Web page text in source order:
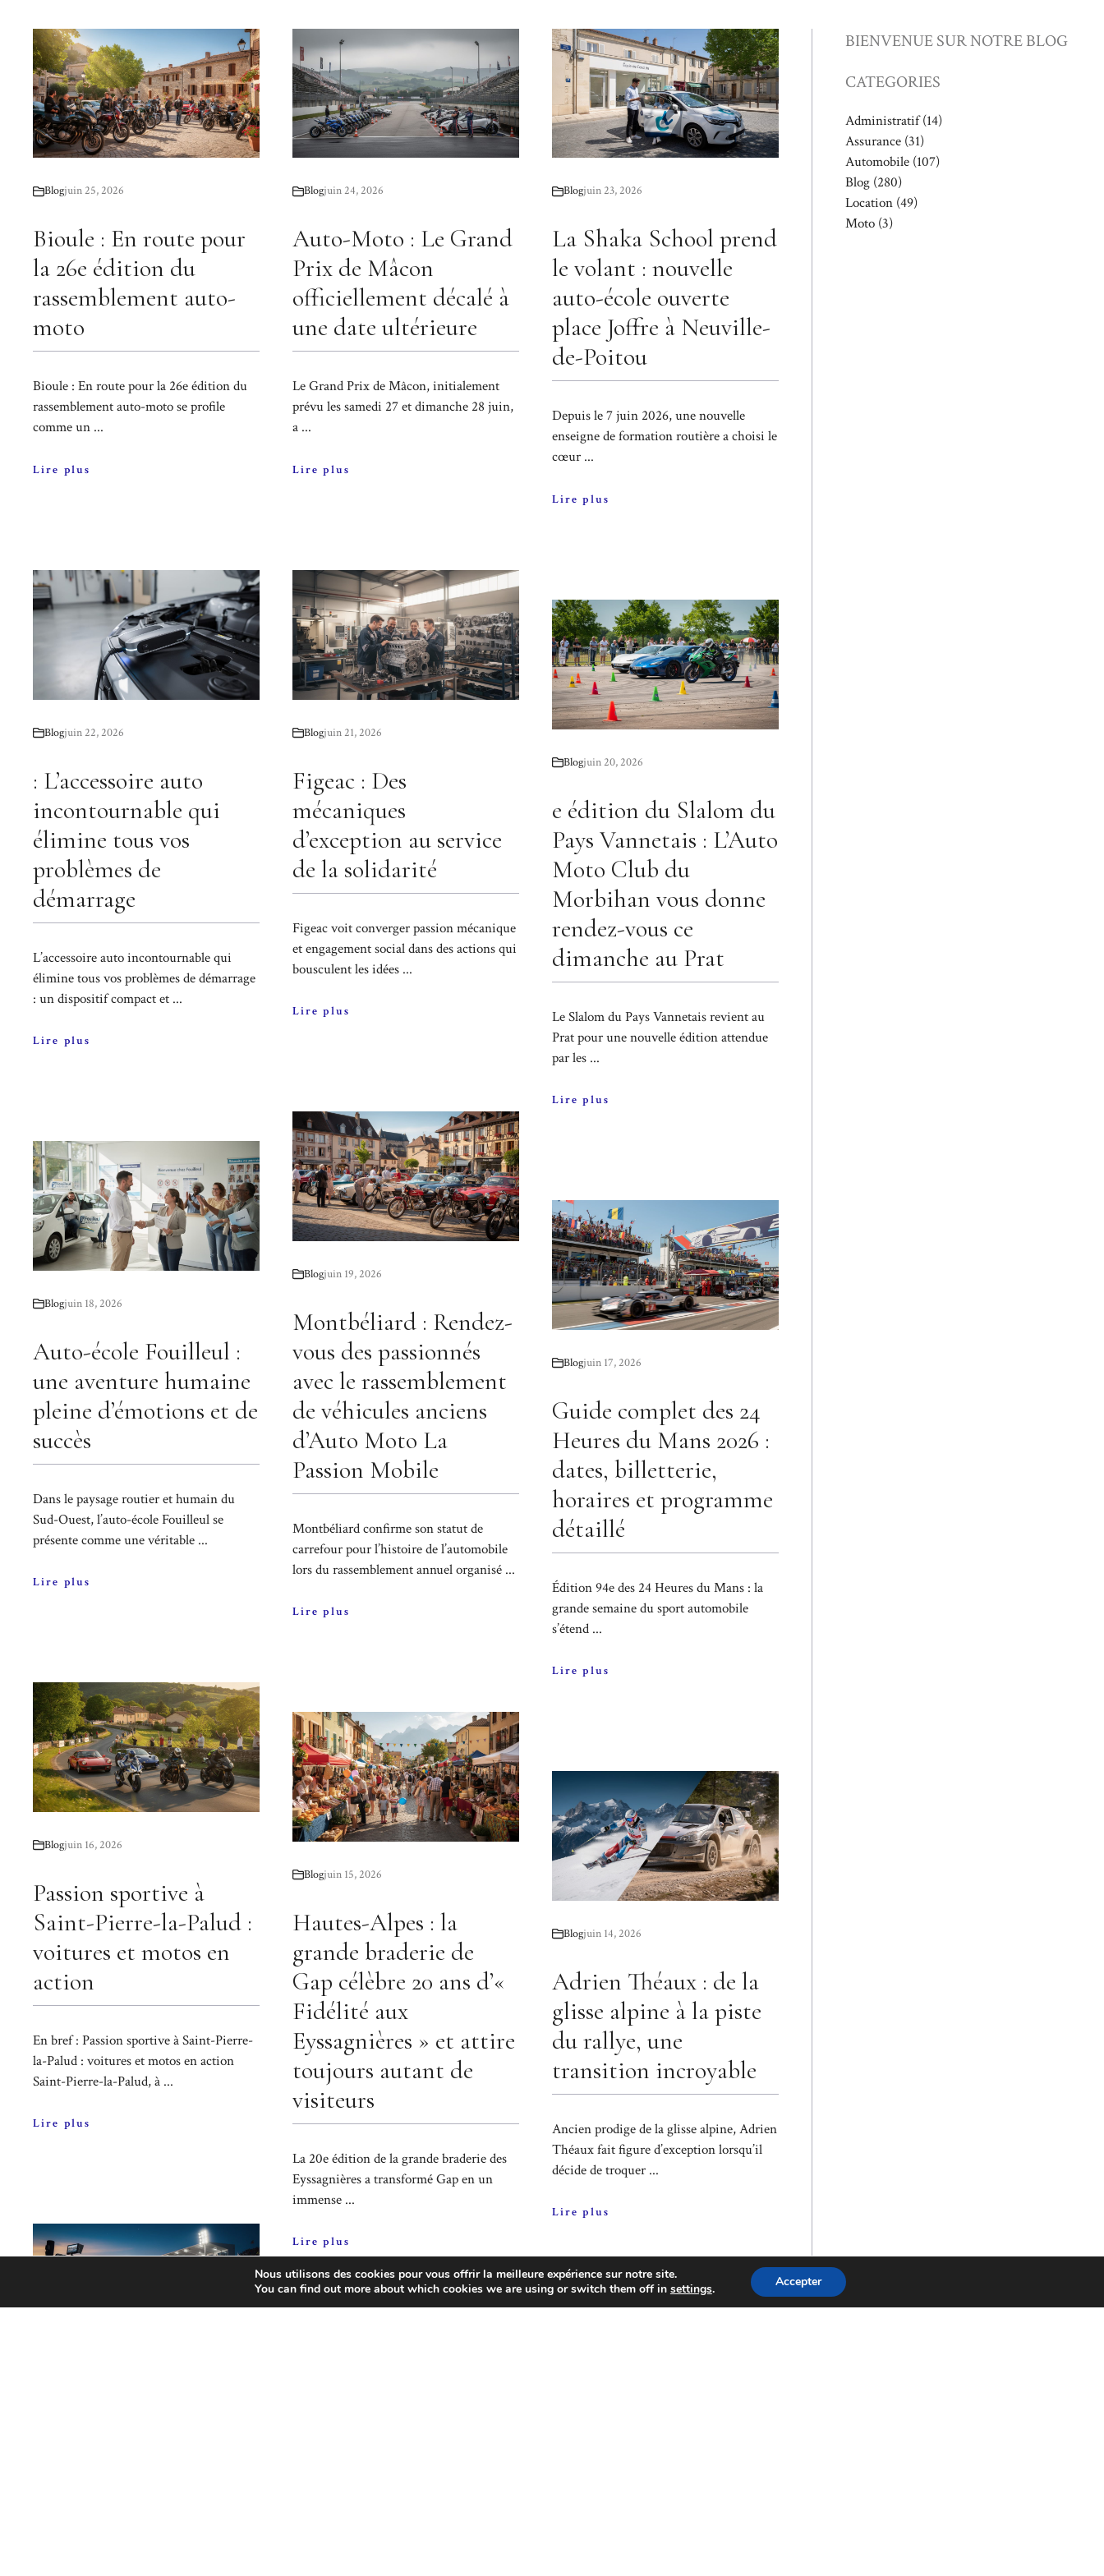
Blogjuin 25, 2026
Bioule : En route pour
la 26e édition du
rassemblement auto-
moto
Bioule : En route pour la 26e édition du
rassemblement auto-moto se profile
comme un ...
Lire plus
Blogjuin 24, 2026
Auto-Moto : Le Grand
Prix de Mâcon
officiellement décalé à
une date ultérieure
Le Grand Prix de Mâcon, initialement
prévu les samedi 27 et dimanche 28 juin,
a ...
Lire plus
Blogjuin 23, 2026
La Shaka School prend
le volant : nouvelle
auto-école ouverte
place Joffre à Neuville-
de-Poitou
Depuis le 7 juin 2026, une nouvelle
enseigne de formation routière a choisi le
cœur ...
Lire plus
Blogjuin 22, 2026
: L’accessoire auto
incontournable qui
élimine tous vos
problèmes de
démarrage
L’accessoire auto incontournable qui
élimine tous vos problèmes de démarrage
: un dispositif compact et ...
Lire plus
Blogjuin 21, 2026
Figeac : Des
mécaniques
d’exception au service
de la solidarité
Figeac voit converger passion mécanique
et engagement social dans des actions qui
bousculent les idées ...
Lire plus
Blogjuin 20, 2026
e édition du Slalom du
Pays Vannetais : L’Auto
Moto Club du
Morbihan vous donne
rendez-vous ce
dimanche au Prat
Le Slalom du Pays Vannetais revient au
Prat pour une nouvelle édition attendue
par les ...
Lire plus
Blogjuin 19, 2026
Montbéliard : Rendez-
vous des passionnés
avec le rassemblement
de véhicules anciens
d’Auto Moto La
Passion Mobile
Montbéliard confirme son statut de
carrefour pour l’histoire de l’automobile
lors du rassemblement annuel organisé ...
Lire plus
Blogjuin 18, 2026
Auto-école Fouilleul :
une aventure humaine
pleine d’émotions et de
succès
Dans le paysage routier et humain du
Sud-Ouest, l’auto-école Fouilleul se
présente comme une véritable ...
Lire plus
Blogjuin 17, 2026
Guide complet des 24
Heures du Mans 2026 :
dates, billetterie,
horaires et programme
détaillé
Édition 94e des 24 Heures du Mans : la
grande semaine du sport automobile
s’étend ...
Lire plus
Blogjuin 16, 2026
Passion sportive à
Saint-Pierre-la-Palud :
voitures et motos en
action
En bref : Passion sportive à Saint-Pierre-
la-Palud : voitures et motos en action
Saint-Pierre-la-Palud, à ...
Lire plus
Blogjuin 15, 2026
Hautes-Alpes : la
grande braderie de
Gap célèbre 20 ans d’«
Fidélité aux
Eyssagnières » et attire
toujours autant de
visiteurs
La 20e édition de la grande braderie des
Eyssagnières a transformé Gap en un
immense ...
Lire plus
Blogjuin 14, 2026
Adrien Théaux : de la
glisse alpine à la piste
du rallye, une
transition incroyable
Ancien prodige de la glisse alpine, Adrien
Théaux fait figure d’exception lorsqu’il
décide de troquer ...
Lire plus
BIENVENUE SUR NOTRE BLOG
CATEGORIES
Administratif(14)
Assurance (31)
Automobile (107)
Blog (280)
Location (49)
Moto (3)
Nous utilisons des cookies pour vous offrir la meilleure expérience sur notre site.
You can find out more about which cookies we are using or switch them off in settings. Accepter